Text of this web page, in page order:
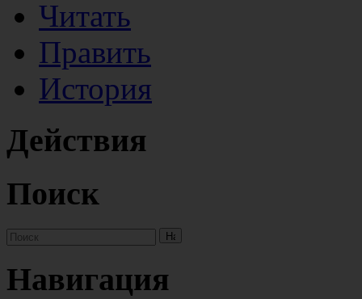
Читать
Править
История
Действия
Поиск
Навигация